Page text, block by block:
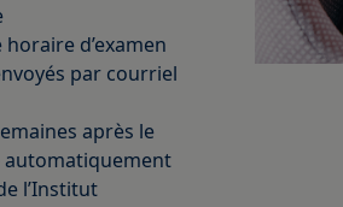
d’examen
par courriel
après le
automatiquement
l’Institut